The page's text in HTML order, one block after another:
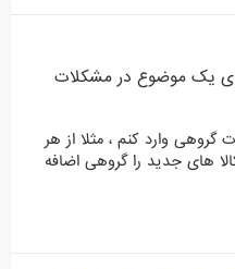
یک موضوع در مشکلات
گروهی وارد کنم ، مثلا از هر
2- چطوری کالا های جدید را گروهی اضافه